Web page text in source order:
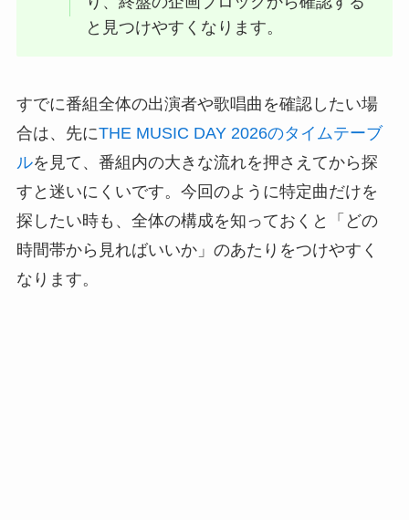
と見つけやすくなります。
すでに番組全体の出演者や歌唱曲を確認したい場
合は、先にTHE MUSIC DAY 2026のタイムテーブ
ルを見て、番組内の大きな流れを押さえてから探
すと迷いにくいです。今回のように特定曲だけを
探したい時も、全体の構成を知っておくと「どの
時間帯から見ればいいか」のあたりをつけやすく
なります。